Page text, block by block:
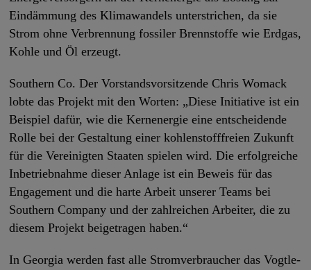
Eindämmung des Klimawandels unterstrichen, da sie
Strom ohne Verbrennung fossiler Brennstoffe wie Erdgas,
Kohle und Öl erzeugt.
Southern Co. Der Vorstandsvorsitzende Chris Womack
lobte das Projekt mit den Worten: „Diese Initiative ist ein
Beispiel dafür, wie die Kernenergie eine entscheidende
Rolle bei der Gestaltung einer kohlenstofffreien Zukunft
für die Vereinigten Staaten spielen wird. Die erfolgreiche
Inbetriebnahme dieser Anlage ist ein Beweis für das
Engagement und die harte Arbeit unserer Teams bei
Southern Company und der zahlreichen Arbeiter, die zu
diesem Projekt beigetragen haben.“
In Georgia werden fast alle Stromverbraucher das Vogtle-